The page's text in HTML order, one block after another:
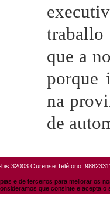
que a
porque
na
de
32003 Ourense Teléfono:
e de terceiros para mellorar os
que consinte e acepta